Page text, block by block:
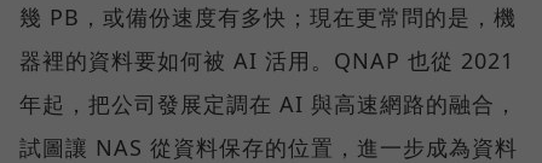
幾 PB，或備份速度有多快；現在更常問的是，機
器裡的資料要如何被 AI 活用。QNAP 也從 2021
年起，把公司發展定調在 AI 與高速網路的融合，
試圖讓 NAS 從資料保存的位置，進一步成為資料